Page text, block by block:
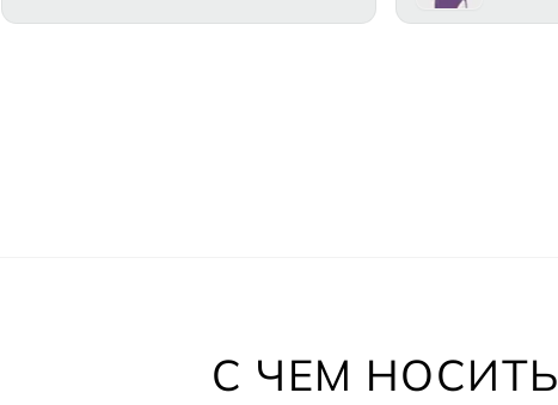
С ЧЕМ НОСИТЬ